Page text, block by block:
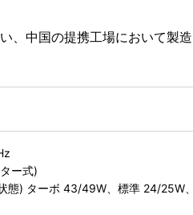
、中国の提携工場において製
ー式)
態) ターボ 43/49W、標準 24/25W